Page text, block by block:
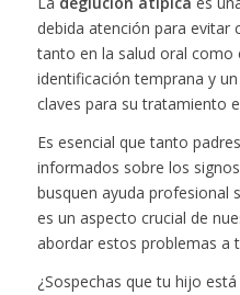
debida atención para evitar
tanto en la salud oral como
identificación temprana y
claves para su tratamiento
Es esencial que tanto
informados sobre los
busquen ayuda profesional
es un aspecto crucial de
abordar estos problemas a
¿Sospechas que tu hijo